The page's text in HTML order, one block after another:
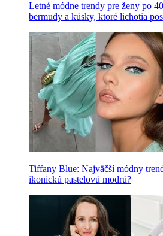
Letné módne trendy pre ženy po
bermudy a kúsky, ktoré lichotia
Tiffany Blue: Najväčší módny
ikonickú pastelovú modrú?